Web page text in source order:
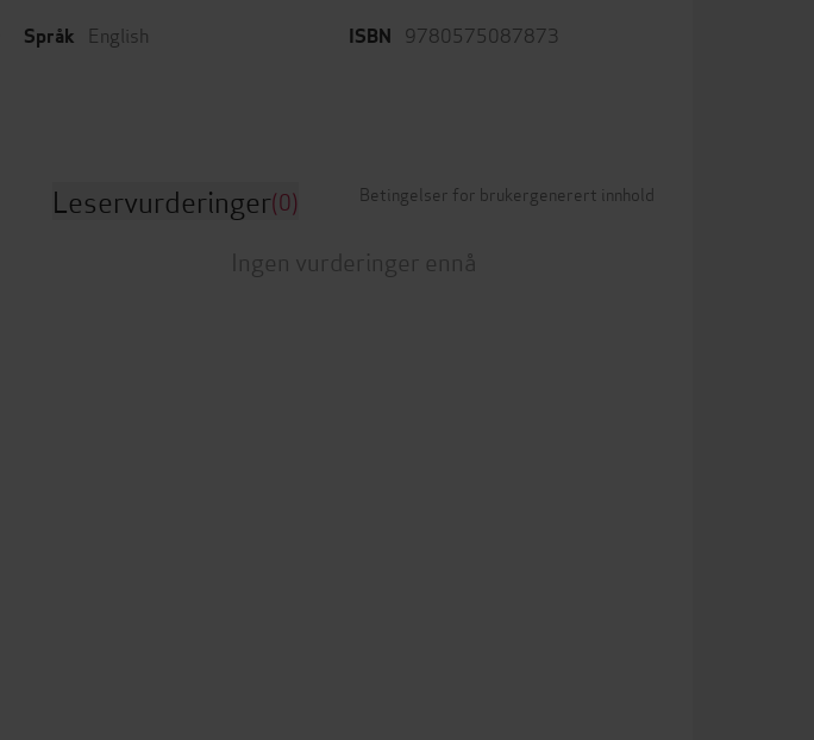
Språk English ISBN 9780575087873
Leservurderinger(0) Betingelser for brukergenerert innhold
Ingen vurderinger ennå